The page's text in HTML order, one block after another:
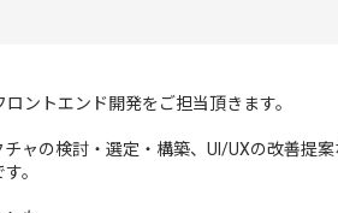
ントエンド開発をご担当頂きます。
ャの検討・選定・構築、UI/UXの改善提
。